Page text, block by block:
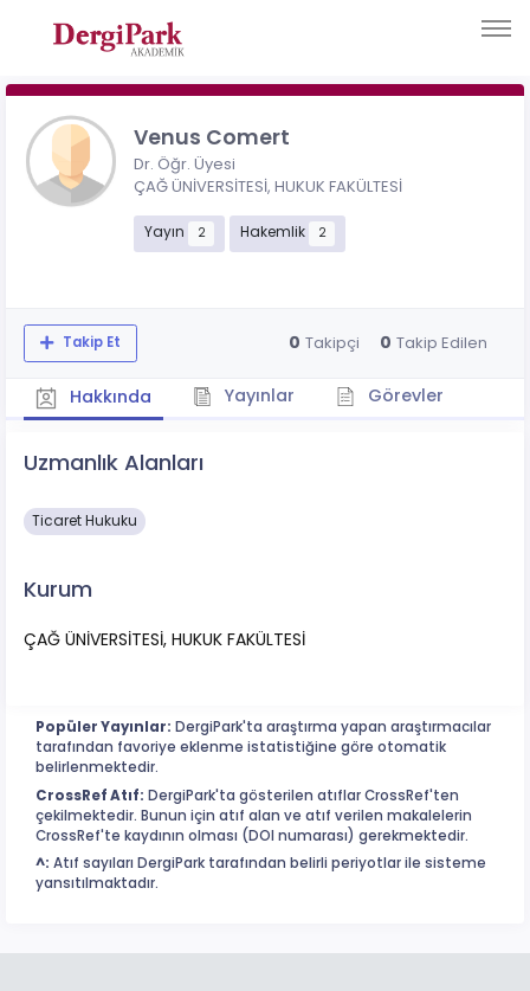
Venus Comert
Dr. Öğr. Üyesi
ÇAĞ ÜNİVERSİTESİ, HUKUK FAKÜLTESİ
Yayın 2 Hakemlik 2
Takip Et 0 Takipçi 0 Takip Edilen
Hakkında Yayınlar Görevler
Uzmanlık Alanları
Ticaret Hukuku
Kurum
ÇAĞ ÜNİVERSİTESİ, HUKUK FAKÜLTESİ
Popüler Yayınlar: DergiPark'ta araştırma yapan araştırmacılar
tarafından favoriye eklenme istatistiğine göre otomatik
belirlenmektedir.
CrossRef Atıf: DergiPark'ta gösterilen atıflar CrossRef'ten
çekilmektedir. Bunun için atıf alan ve atıf verilen makalelerin
CrossRef'te kaydının olması (DOI numarası) gerekmektedir.
^: Atıf sayıları DergiPark tarafından belirli periyotlar ile sisteme
yansıtılmaktadır.